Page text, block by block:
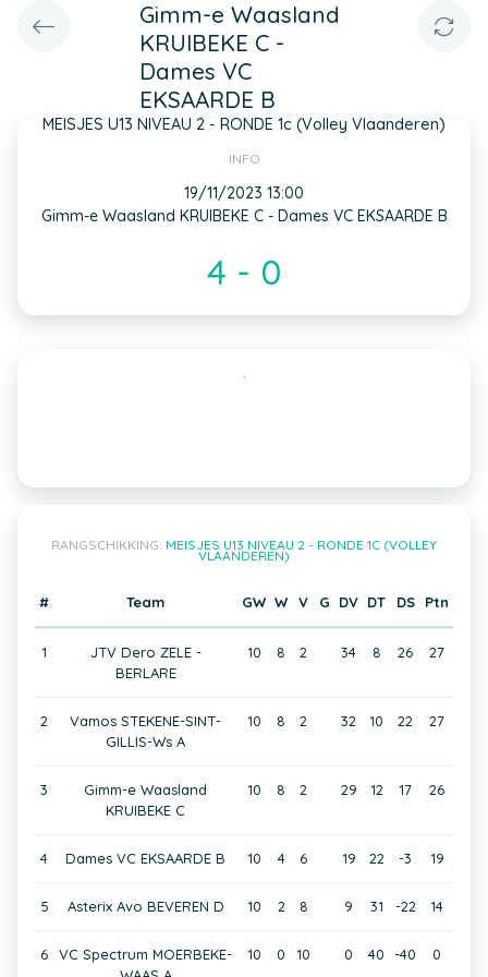
Gimm-e Waasland
KRUIBEKE C -
Dames VC
EKSAARDE B
MEISJES U13 NIVEAU 2 - RONDE 1c (Volley Vlaanderen)
INFO
19/11/2023 13:00
Gimm-e Waasland KRUIBEKE C - Dames VC EKSAARDE B
4 - 0
,
RANGSCHIKKING: MEISJES U13 NIVEAU 2 - RONDE 1C (VOLLEY
VLAANDEREN)
# Team GW W V G DV DT DS Ptn
1
JTV Dero ZELE -
BERLARE
10 8 2 34 8 26 27
2
Vamos STEKENE-SINT-
GILLIS-Ws A
10 8 2 32 10 22 27
3
Gimm-e Waasland
KRUIBEKE C
10 8 2 29 12 17 26
4 Dames VC EKSAARDE B 10 4 6 19 22 -3 19
5 Asterix Avo BEVEREN D 10 2 8 9 31 -22 14
6
VC Spectrum MOERBEKE-
10 0 10 0 40 -40 0